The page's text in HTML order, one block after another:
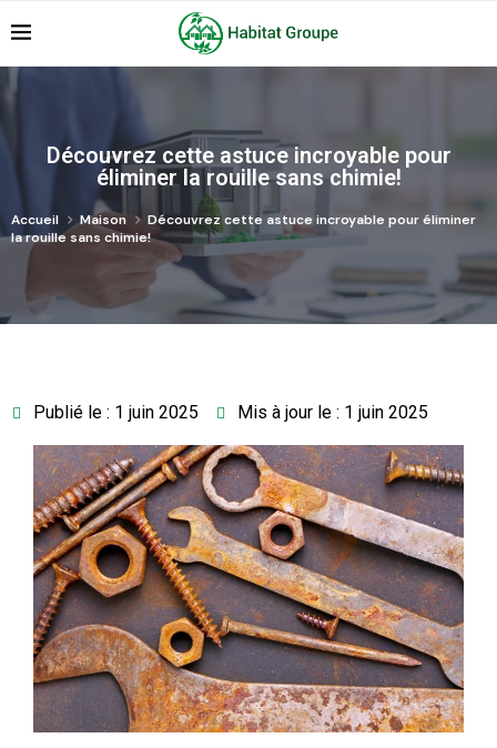
Découvrez cette astuce incroyable pour
éliminer la rouille sans chimie!
Accueil Maison
Découvrez cette astuce incroyable pour éliminer
la rouille sans chimie!
Publié le : 1 juin 2025 Mis à jour le : 1 juin 2025